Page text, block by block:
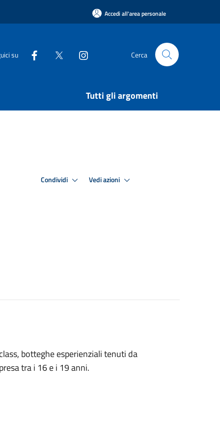
Accedi all'area personale
su Cerca
Tutti gli argomenti
Condividi Vedi azioni
botteghe esperienziali tenuti da
tra i 16 e i 19 anni.